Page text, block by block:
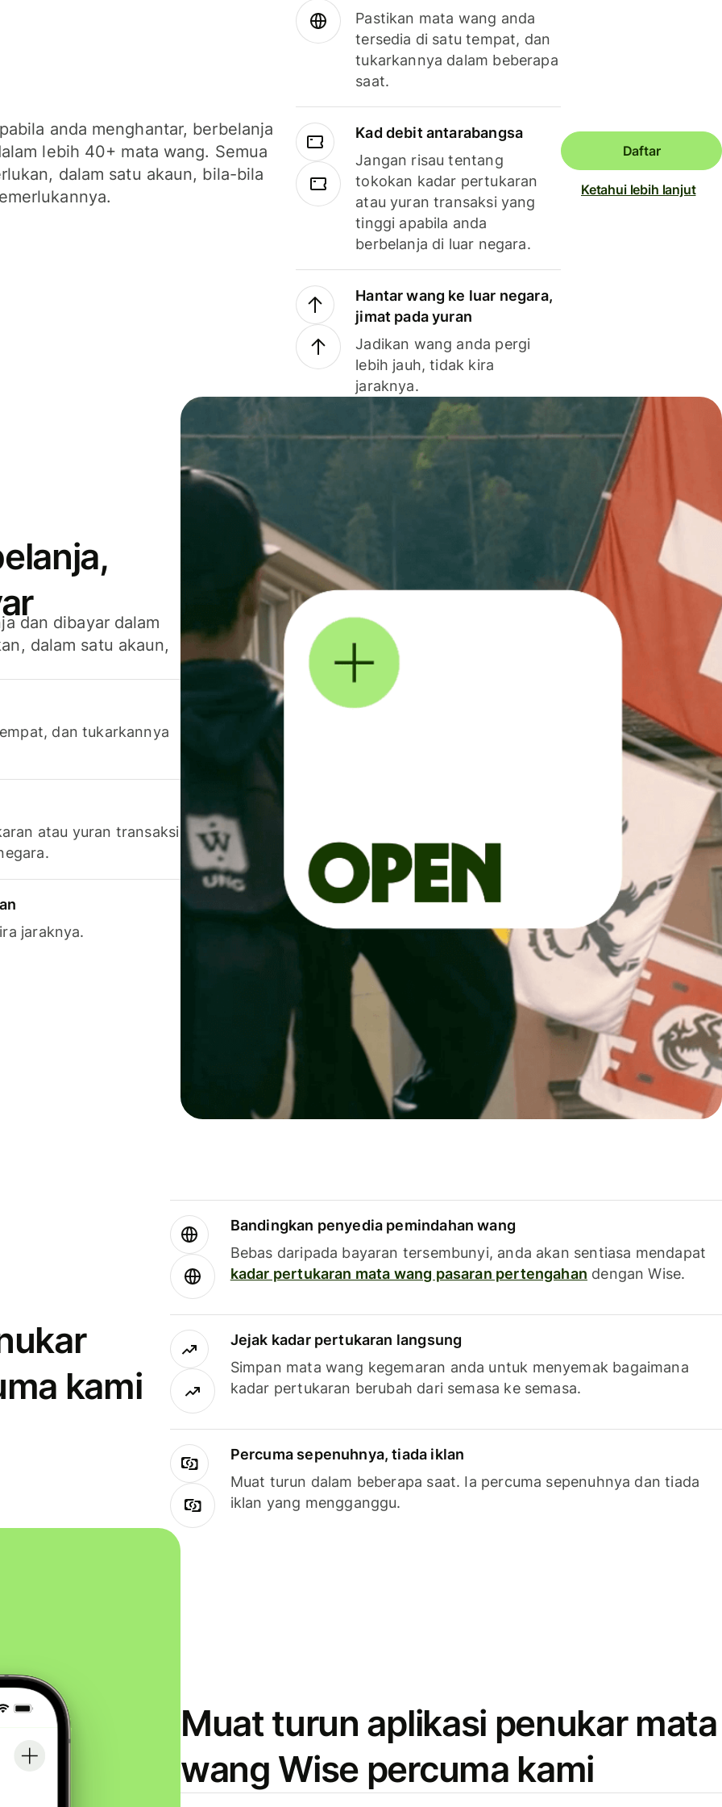
anda menghantar, berbelanja
lebih 40+ mata wang. Semua
dalam satu akaun, bila-bila
Pastikan mata wang anda
tersedia di satu tempat, dan
tukarkannya dalam beberapa
saat.
Kad debit antarabangsa
Jangan risau tentang
tokokan kadar pertukaran
atau yuran transaksi yang
tinggi apabila anda
berbelanja di luar negara.
Hantar wang ke luar negara,
jimat pada yuran
Jadikan wang anda pergi
lebih jauh, tidak kira
jaraknya.
Daftar
Ketahui lebih lanjut
dan dibayar dalam
dalam satu akaun,
dan tukarkannya
atau yuran transaksi
jaraknya.
kami
Bandingkan penyedia pemindahan wang
Bebas daripada bayaran tersembunyi, anda akan sentiasa mendapat
kadar pertukaran mata wang pasaran pertengahan dengan Wise.
Jejak kadar pertukaran langsung
Simpan mata wang kegemaran anda untuk menyemak bagaimana
kadar pertukaran berubah dari semasa ke semasa.
Percuma sepenuhnya, tiada iklan
Muat turun dalam beberapa saat. Ia percuma sepenuhnya dan tiada
iklan yang mengganggu.
Muat turun aplikasi penukar mata
wang Wise percuma kami